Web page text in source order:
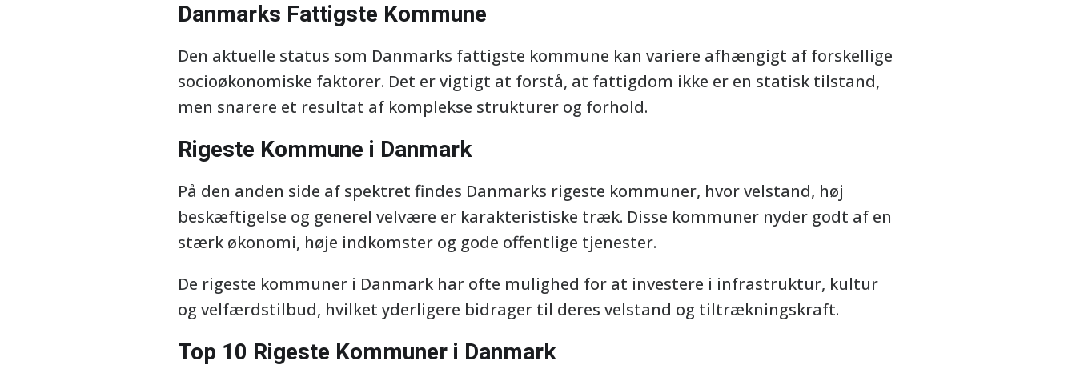
Danmarks Fattigste Kommune
Den aktuelle status som Danmarks fattigste kommune kan variere afhængigt af forskellige
socioøkonomiske faktorer. Det er vigtigt at forstå, at fattigdom ikke er en statisk tilstand,
men snarere et resultat af komplekse strukturer og forhold.
Rigeste Kommune i Danmark
På den anden side af spektret findes Danmarks rigeste kommuner, hvor velstand, høj
beskæftigelse og generel velvære er karakteristiske træk. Disse kommuner nyder godt af en
stærk økonomi, høje indkomster og gode offentlige tjenester.
De rigeste kommuner i Danmark har ofte mulighed for at investere i infrastruktur, kultur
og velfærdstilbud, hvilket yderligere bidrager til deres velstand og tiltrækningskraft.
Top 10 Rigeste Kommuner i Danmark